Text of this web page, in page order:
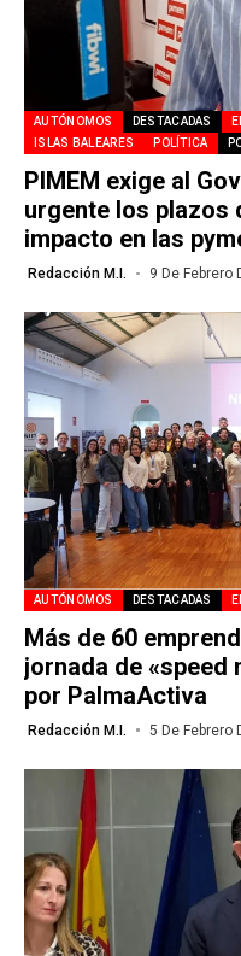
AUTÓNOMOS DESTACADAS
ISLAS BALEARES
POLÍTICA
PIMEM exige al
urgente los plazos
impacto en las
Redacción M.I. 9 De Febrero
AUTÓNOMOS DESTACADAS
Más de 60
jornada de «speed
por PalmaActiva
Redacción M.I. 5 De Febrero